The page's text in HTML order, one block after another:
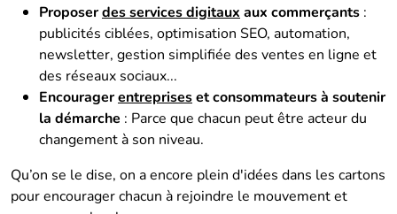
Proposerdes services digitaux aux commerçants :
publicités ciblées, optimisation SEO, automation,
newsletter, gestion simplifiée des ventes en ligne et
des réseaux sociaux...
Encouragerentrepriseset consommateurs à soutenir
la démarche : Parce que chacun peut être acteur du
changement à son niveau.
Qu’on se le dise, on a encore plein d'idées dans les cartons
pour encourager chacun à rejoindre le mouvement et